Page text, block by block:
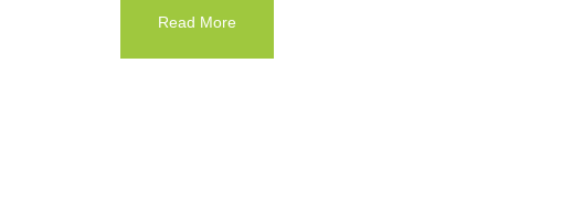
Read More